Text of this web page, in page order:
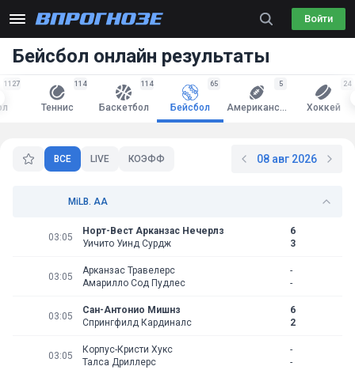
Войти
Бейсбол онлайн результаты
1127
Теннис
114
Баскетбол
114
Бейсбол
65
Американский футбол
5
Хоккей
24
ВСЕ LIVE КОЭФФ 08 авг 2026
MiLB. АА
03:05
Норт-Вест Арканзас Нечерлз
6
3
Уичито Уинд Сурдж
03:05
Арканзас Травелерс
-
-
Амарилло Сод Пудлес
03:05
Сан-Антонио Мишнз
6
2
Спрингфилд Кардиналс
03:05
Корпус-Кристи Хукс
-
-
Талса Дриллерс